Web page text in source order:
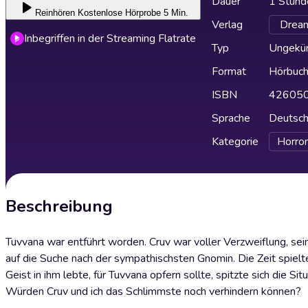
Reinhören Kostenlose Hörprobe 5 Min.
Inbegriffen in der Streaming Flatrate
Verlag
Typ
Format
ISBN
Sprache
Deutsch
Kategorie
Beschreibung
Tuvvana war entführt worden. Cruv war voller Verzweiflung,
auf die Suche nach der sympathischsten Gnomin. Die Zeit
Geist in ihm lebte, für Tuvvana opfern sollte, spitzte sich die
Würden Cruv und ich das Schlimmste noch verhindern können?